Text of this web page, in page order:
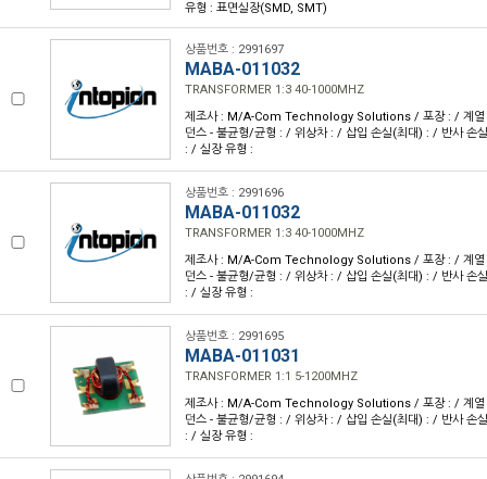
유형 : 표면실장(SMD, SMT)
상품번호 : 2991697
MABA-011032
TRANSFORMER 1:3 40-1000MHZ
제조사 : M/A-Com Technology Solutions / 포장 : / 계열
던스 - 불균형/균형 : / 위상차 : / 삽입 손실(최대) : / 반사 손
: / 실장 유형 :
상품번호 : 2991696
MABA-011032
TRANSFORMER 1:3 40-1000MHZ
제조사 : M/A-Com Technology Solutions / 포장 : / 계열
던스 - 불균형/균형 : / 위상차 : / 삽입 손실(최대) : / 반사 손
: / 실장 유형 :
상품번호 : 2991695
MABA-011031
TRANSFORMER 1:1 5-1200MHZ
제조사 : M/A-Com Technology Solutions / 포장 : / 계열
던스 - 불균형/균형 : / 위상차 : / 삽입 손실(최대) : / 반사 손
: / 실장 유형 :